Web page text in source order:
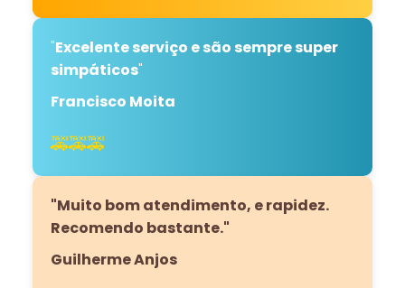
"Excelente serviço e são sempre super
simpáticos"
Francisco Moita
🚕🚕🚕
"Muito bom atendimento, e rapidez.
Recomendo bastante."
Guilherme Anjos